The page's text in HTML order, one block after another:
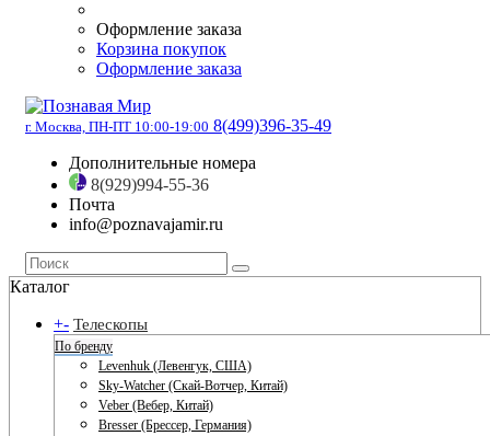
Оформление заказа
Корзина покупок
Оформление заказа
г. Москва, ПН-ПТ 10:00-19:00 8(499)396-35-49
Дополнительные номера
8(929)994-55-36
Почта
info@poznavajamir.ru
Каталог
+- Телескопы
По бренду
Levenhuk (Левенгук, США)
Sky-Watcher (Скай-Вотчер, Китай)
Veber (Вебер, Китай)
Bresser (Брессер, Германия)